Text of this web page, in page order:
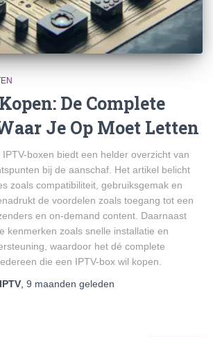
De Complete
Je Op Moet Letten
boxen biedt een helder overzicht van
bij de aanschaf. Het artikel belicht
zoals compatibiliteit, gebruiksgemak en
de voordelen zoals toegang tot een
en on-demand content. Daarnaast
kenmerken zoals snelle installatie en
waardoor het dé complete
die een IPTV-box wil kopen.
9 maanden geleden